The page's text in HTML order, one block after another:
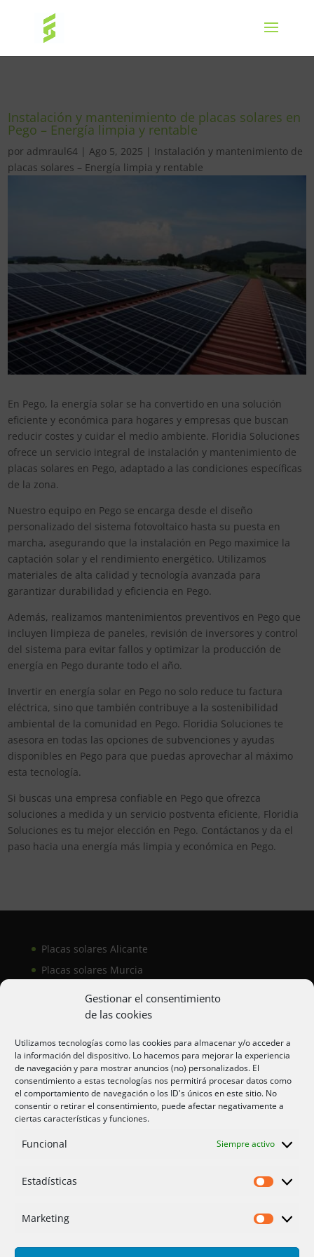
Gestionar el consentimiento
de las cookies
Utilizamos tecnologías como las cookies para almacenar y/o acceder a
la información del dispositivo. Lo hacemos para mejorar la experiencia
de navegación y para mostrar anuncios (no) personalizados. El
consentimiento a estas tecnologías nos permitirá procesar datos como
el comportamiento de navegación o los ID's únicos en este sitio. No
consentir o retirar el consentimiento, puede afectar negativamente a
ciertas características y funciones.
Funcional Siempre activo
Estadísticas
Marketing
Instalación y mantenimiento de placas solares en
Pego – Energía limpia y rentable
por admraul64 |Ago 5, 2025 | Instalación y mantenimiento de
placas solares – Energía limpia y rentable
En Pego, la energía solar se ha convertido en una solución
eficiente y económica para hogares y empresas que buscan
reducir costes y cuidar el medio ambiente. Floridia Soluciones
ofrece un servicio integral de instalación y mantenimiento de
placas solares en Pego, adaptado a las condiciones específicas
de la zona.
Nuestro equipo en Pego se encarga desde el diseño
personalizado del sistema fotovoltaico hasta su puesta en
marcha, asegurando que la instalación en Pego maximice la
captación solar y el rendimiento energético. Utilizamos
materiales de alta calidad y tecnología avanzada para
garantizar durabilidad y eficiencia en Pego.
Además, realizamos mantenimientos preventivos en Pego que
incluyen limpieza de paneles, revisión de inversores y control
del sistema para evitar fallos y optimizar la producción de
energía en Pego durante todo el año.
Invertir en energía solar en Pego no solo reduce tu factura
eléctrica, sino que también contribuye a la sostenibilidad
ambiental de la comunidad en Pego. Floridia Soluciones te
asesora en todas las opciones de subvenciones y ayudas
disponibles en Pego para que puedas aprovechar al máximo
esta tecnología.
Si buscas una empresa confiable en Pego que ofrezca
soluciones a medida y un servicio postventa eficiente, Floridia
Soluciones es tu mejor elección en Pego. Contáctanos y da el
paso hacia una energía más limpia y económica en Pego.
Placas solares Alicante
Placas solares Murcia
Aire acondicionado Alicante
Aire acondicionador Murcia
Aire acondicionado San Juan
Privacidad